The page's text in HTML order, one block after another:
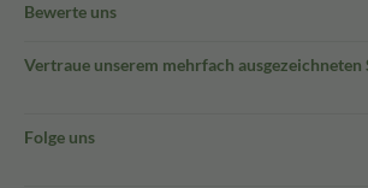
Bewerte uns
Vertraue unserem mehrfach ausgezeichneten
Folge uns